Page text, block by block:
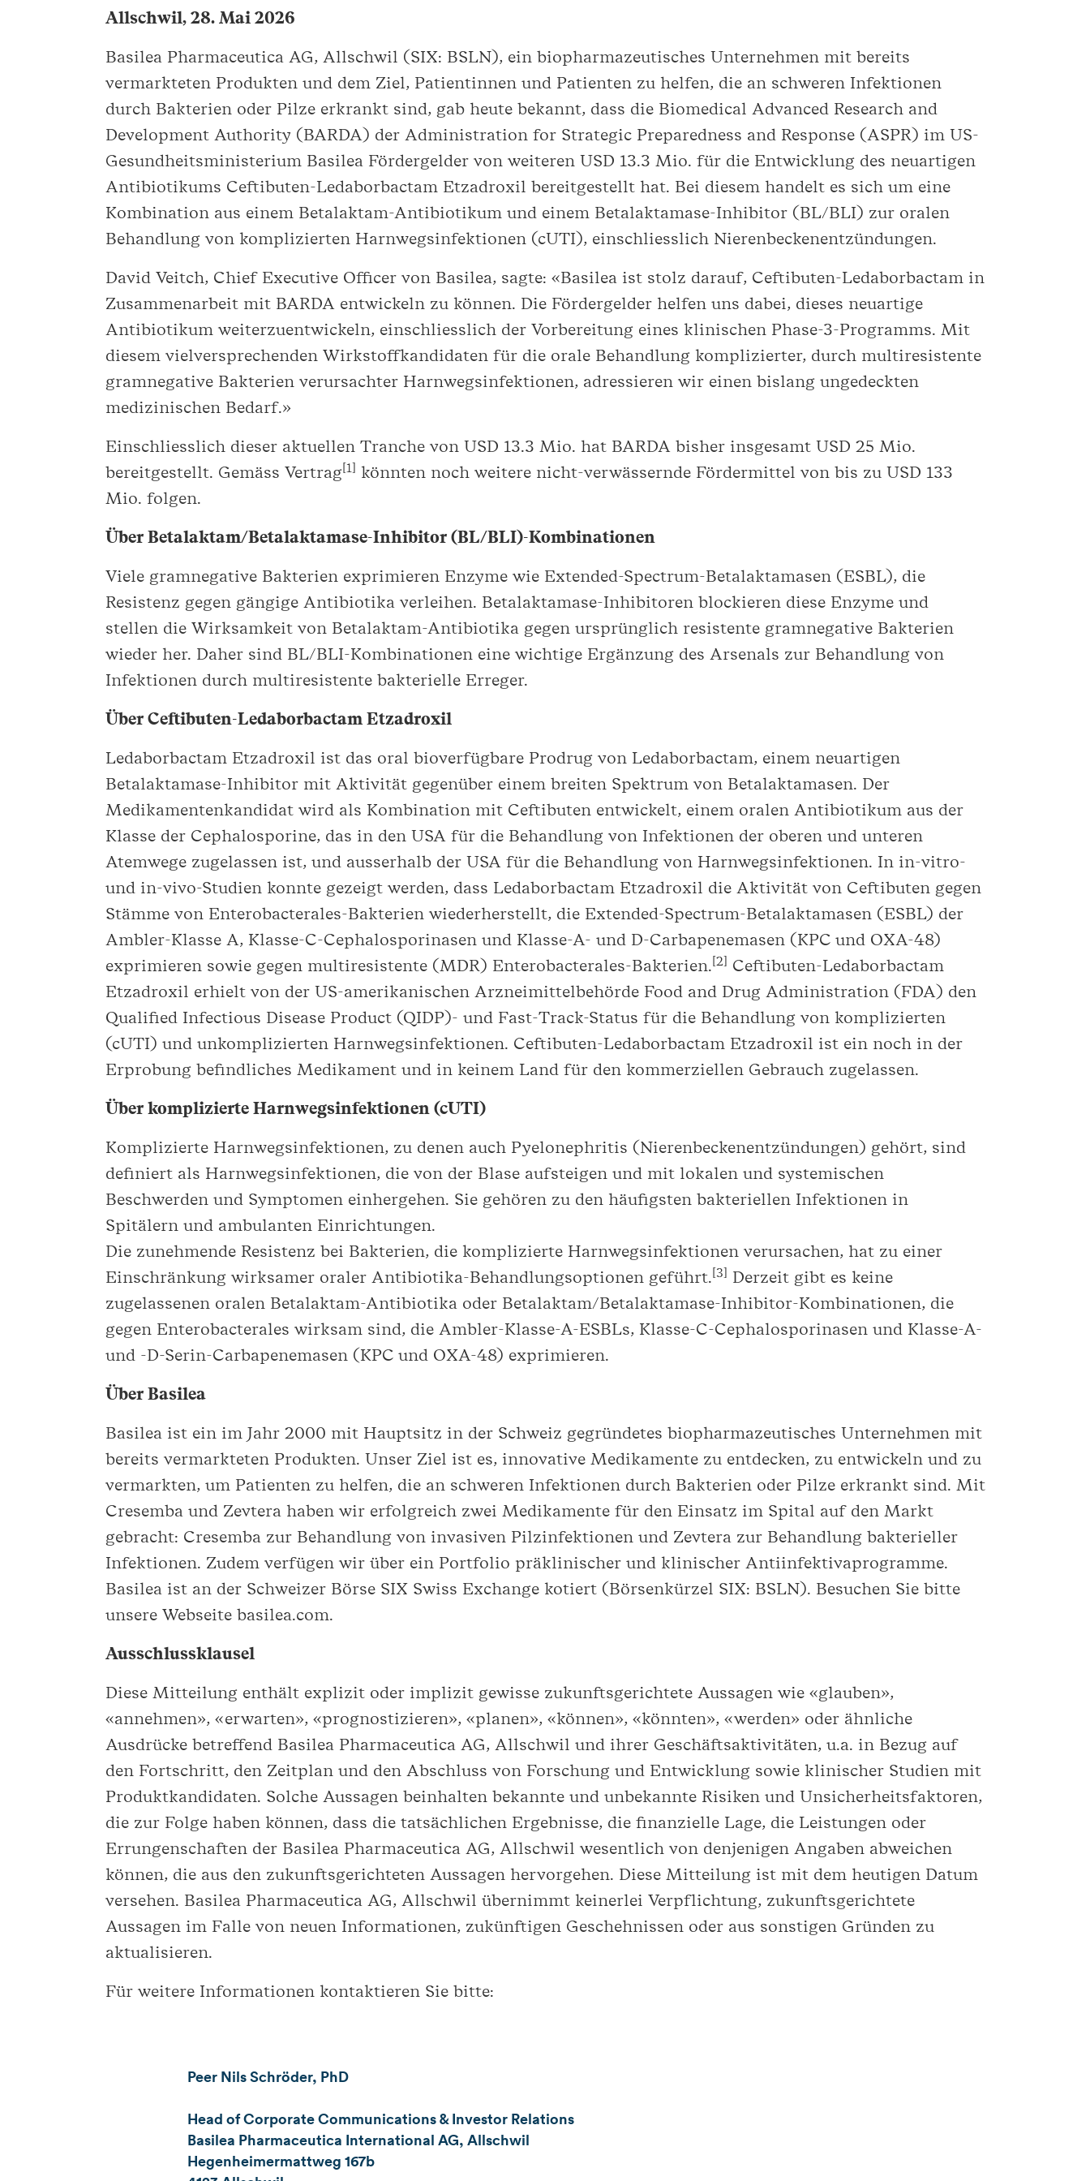
Allschwil, 28. Mai 2026
Basilea Pharmaceutica AG, Allschwil (SIX: BSLN), ein biopharmazeutisches Unternehmen mit bereits
vermarkteten Produkten und dem Ziel, Patientinnen und Patienten zu helfen, die an schweren Infektionen
durch Bakterien oder Pilze erkrankt sind, gab heute bekannt, dass die Biomedical Advanced Research and
Development Authority (BARDA) der Administration for Strategic Preparedness and Response (ASPR) im US-
Gesundheitsministerium Basilea Fördergelder von weiteren USD 13.3 Mio. für die Entwicklung des neuartigen
Antibiotikums Ceftibuten-Ledaborbactam Etzadroxil bereitgestellt hat. Bei diesem handelt es sich um eine
Kombination aus einem Betalaktam-Antibiotikum und einem Betalaktamase-Inhibitor (BL/BLI) zur oralen
Behandlung von komplizierten Harnwegsinfektionen (cUTI), einschliesslich Nierenbeckenentzündungen.
David Veitch, Chief Executive Officer von Basilea, sagte: «Basilea ist stolz darauf, Ceftibuten-Ledaborbactam in
Zusammenarbeit mit BARDA entwickeln zu können. Die Fördergelder helfen uns dabei, dieses neuartige
Antibiotikum weiterzuentwickeln, einschliesslich der Vorbereitung eines klinischen Phase-3-Programms. Mit
diesem vielversprechenden Wirkstoffkandidaten für die orale Behandlung komplizierter, durch multiresistente
gramnegative Bakterien verursachter Harnwegsinfektionen, adressieren wir einen bislang ungedeckten
medizinischen Bedarf.»
Einschliesslich dieser aktuellen Tranche von USD 13.3 Mio. hat BARDA bisher insgesamt USD 25 Mio.
bereitgestellt. Gemäss Vertrag[1] könnten noch weitere nicht-verwässernde Fördermittel von bis zu USD 133
Mio. folgen.
Über Betalaktam/Betalaktamase-Inhibitor (BL/BLI)-Kombinationen
Viele gramnegative Bakterien exprimieren Enzyme wie Extended-Spectrum-Betalaktamasen (ESBL), die
Resistenz gegen gängige Antibiotika verleihen. Betalaktamase-Inhibitoren blockieren diese Enzyme und
stellen die Wirksamkeit von Betalaktam-Antibiotika gegen ursprünglich resistente gramnegative Bakterien
wieder her. Daher sind BL/BLI-Kombinationen eine wichtige Ergänzung des Arsenals zur Behandlung von
Infektionen durch multiresistente bakterielle Erreger.
Über Ceftibuten-Ledaborbactam Etzadroxil
Ledaborbactam Etzadroxil ist das oral bioverfügbare Prodrug von Ledaborbactam, einem neuartigen
Betalaktamase-Inhibitor mit Aktivität gegenüber einem breiten Spektrum von Betalaktamasen. Der
Medikamentenkandidat wird als Kombination mit Ceftibuten entwickelt, einem oralen Antibiotikum aus der
Klasse der Cephalosporine, das in den USA für die Behandlung von Infektionen der oberen und unteren
Atemwege zugelassen ist, und ausserhalb der USA für die Behandlung von Harnwegsinfektionen. In in-vitro-
und in-vivo-Studien konnte gezeigt werden, dass Ledaborbactam Etzadroxil die Aktivität von Ceftibuten gegen
Stämme von Enterobacterales-Bakterien wiederherstellt, die Extended-Spectrum-Betalaktamasen (ESBL) der
Ambler-Klasse A, Klasse-C-Cephalosporinasen und Klasse-A- und D-Carbapenemasen (KPC und OXA-48)
exprimieren sowie gegen multiresistente (MDR) Enterobacterales-Bakterien.[2] Ceftibuten-Ledaborbactam
Etzadroxil erhielt von der US-amerikanischen Arzneimittelbehörde Food and Drug Administration (FDA) den
Qualified Infectious Disease Product (QIDP)- und Fast-Track-Status für die Behandlung von komplizierten
(cUTI) und unkomplizierten Harnwegsinfektionen. Ceftibuten-Ledaborbactam Etzadroxil ist ein noch in der
Erprobung befindliches Medikament und in keinem Land für den kommerziellen Gebrauch zugelassen.
Über komplizierte Harnwegsinfektionen (cUTI)
Komplizierte Harnwegsinfektionen, zu denen auch Pyelonephritis (Nierenbeckenentzündungen) gehört, sind
definiert als Harnwegsinfektionen, die von der Blase aufsteigen und mit lokalen und systemischen
Beschwerden und Symptomen einhergehen. Sie gehören zu den häufigsten bakteriellen Infektionen in
Spitälern und ambulanten Einrichtungen.
Die zunehmende Resistenz bei Bakterien, die komplizierte Harnwegsinfektionen verursachen, hat zu einer
Einschränkung wirksamer oraler Antibiotika-Behandlungsoptionen geführt.[3] Derzeit gibt es keine
zugelassenen oralen Betalaktam-Antibiotika oder Betalaktam/Betalaktamase-Inhibitor-Kombinationen, die
gegen Enterobacterales wirksam sind, die Ambler-Klasse-A-ESBLs, Klasse-C-Cephalosporinasen und Klasse-A-
und -D-Serin-Carbapenemasen (KPC und OXA-48) exprimieren.
Über Basilea
Basilea ist ein im Jahr 2000 mit Hauptsitz in der Schweiz gegründetes biopharmazeutisches Unternehmen mit
bereits vermarkteten Produkten. Unser Ziel ist es, innovative Medikamente zu entdecken, zu entwickeln und zu
vermarkten, um Patienten zu helfen, die an schweren Infektionen durch Bakterien oder Pilze erkrankt sind. Mit
Cresemba und Zevtera haben wir erfolgreich zwei Medikamente für den Einsatz im Spital auf den Markt
gebracht: Cresemba zur Behandlung von invasiven Pilzinfektionen und Zevtera zur Behandlung bakterieller
Infektionen. Zudem verfügen wir über ein Portfolio präklinischer und klinischer Antiinfektivaprogramme.
Basilea ist an der Schweizer Börse SIX Swiss Exchange kotiert (Börsenkürzel SIX: BSLN). Besuchen Sie bitte
unsere Webseite basilea.com.
Ausschlussklausel
Diese Mitteilung enthält explizit oder implizit gewisse zukunftsgerichtete Aussagen wie «glauben»,
«annehmen», «erwarten», «prognostizieren», «planen», «können», «könnten», «werden» oder ähnliche
Ausdrücke betreffend Basilea Pharmaceutica AG, Allschwil und ihrer Geschäftsaktivitäten, u.a. in Bezug auf
den Fortschritt, den Zeitplan und den Abschluss von Forschung und Entwicklung sowie klinischer Studien mit
Produktkandidaten. Solche Aussagen beinhalten bekannte und unbekannte Risiken und Unsicherheitsfaktoren,
die zur Folge haben können, dass die tatsächlichen Ergebnisse, die finanzielle Lage, die Leistungen oder
Errungenschaften der Basilea Pharmaceutica AG, Allschwil wesentlich von denjenigen Angaben abweichen
können, die aus den zukunftsgerichteten Aussagen hervorgehen. Diese Mitteilung ist mit dem heutigen Datum
versehen. Basilea Pharmaceutica AG, Allschwil übernimmt keinerlei Verpflichtung, zukunftsgerichtete
Aussagen im Falle von neuen Informationen, zukünftigen Geschehnissen oder aus sonstigen Gründen zu
aktualisieren.
Für weitere Informationen kontaktieren Sie bitte:
Peer Nils Schröder, PhD
Head of Corporate Communications & Investor Relations
Basilea Pharmaceutica International AG, Allschwil
Hegenheimermattweg 167b